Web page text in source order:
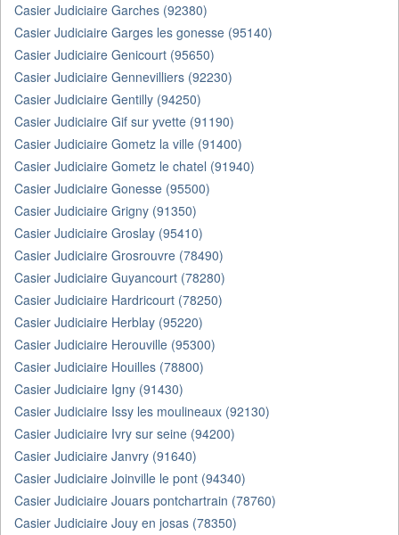
Casier Judiciaire Garches (92380)
Casier Judiciaire Garges les gonesse (95140)
Casier Judiciaire Genicourt (95650)
Casier Judiciaire Gennevilliers (92230)
Casier Judiciaire Gentilly (94250)
Casier Judiciaire Gif sur yvette (91190)
Casier Judiciaire Gometz la ville (91400)
Casier Judiciaire Gometz le chatel (91940)
Casier Judiciaire Gonesse (95500)
Casier Judiciaire Grigny (91350)
Casier Judiciaire Groslay (95410)
Casier Judiciaire Grosrouvre (78490)
Casier Judiciaire Guyancourt (78280)
Casier Judiciaire Hardricourt (78250)
Casier Judiciaire Herblay (95220)
Casier Judiciaire Herouville (95300)
Casier Judiciaire Houilles (78800)
Casier Judiciaire Igny (91430)
Casier Judiciaire Issy les moulineaux (92130)
Casier Judiciaire Ivry sur seine (94200)
Casier Judiciaire Janvry (91640)
Casier Judiciaire Joinville le pont (94340)
Casier Judiciaire Jouars pontchartrain (78760)
Casier Judiciaire Jouy en josas (78350)